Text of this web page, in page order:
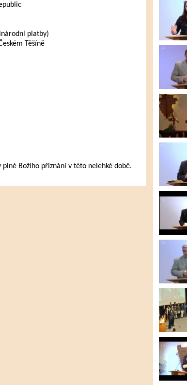
platby)
Těšíně
Božího přiznání v této nelehké době.